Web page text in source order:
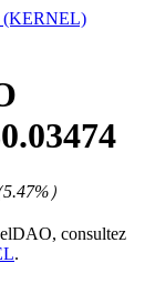
(KERNEL)
0.03474
5.47%）
consultez
.